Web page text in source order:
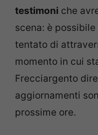
testimoni che
scena: è
tentato di
momento in cui
Frecciargento
aggiornamenti
prossime ore.